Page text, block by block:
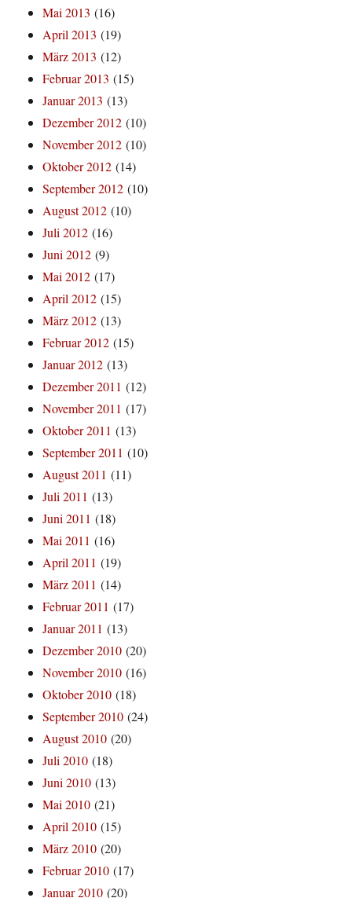
Mai 2013 (16)
April 2013 (19)
März 2013 (12)
Februar 2013 (15)
Januar 2013 (13)
Dezember 2012 (10)
November 2012 (10)
Oktober 2012 (14)
September 2012 (10)
August 2012 (10)
Juli 2012 (16)
Juni 2012 (9)
Mai 2012 (17)
April 2012 (15)
März 2012 (13)
Februar 2012 (15)
Januar 2012 (13)
Dezember 2011 (12)
November 2011 (17)
Oktober 2011 (13)
September 2011 (10)
August 2011 (11)
Juli 2011 (13)
Juni 2011 (18)
Mai 2011 (16)
April 2011 (19)
März 2011 (14)
Februar 2011 (17)
Januar 2011 (13)
Dezember 2010 (20)
November 2010 (16)
Oktober 2010 (18)
September 2010 (24)
August 2010 (20)
Juli 2010 (18)
Juni 2010 (13)
Mai 2010 (21)
April 2010 (15)
März 2010 (20)
Februar 2010 (17)
Januar 2010 (20)